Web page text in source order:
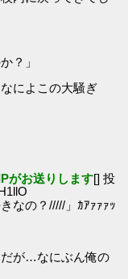
？」
によこの大騒ぎ
がお送りします[] 投
なの？/////」ｶｱｧｧｧｯ
が…なにぶん俺の